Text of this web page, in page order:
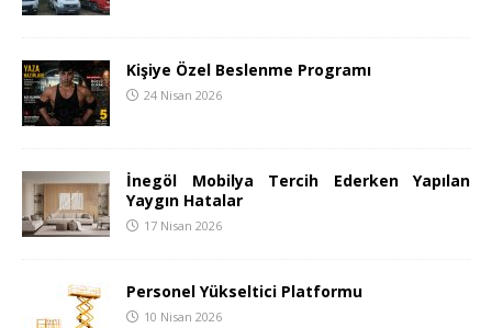
Kişiye Özel Beslenme Programı
24 Nisan 2026
İnegöl Mobilya Tercih Ederken Yapılan
Yaygın Hatalar
17 Nisan 2026
Personel Yükseltici Platformu
10 Nisan 2026